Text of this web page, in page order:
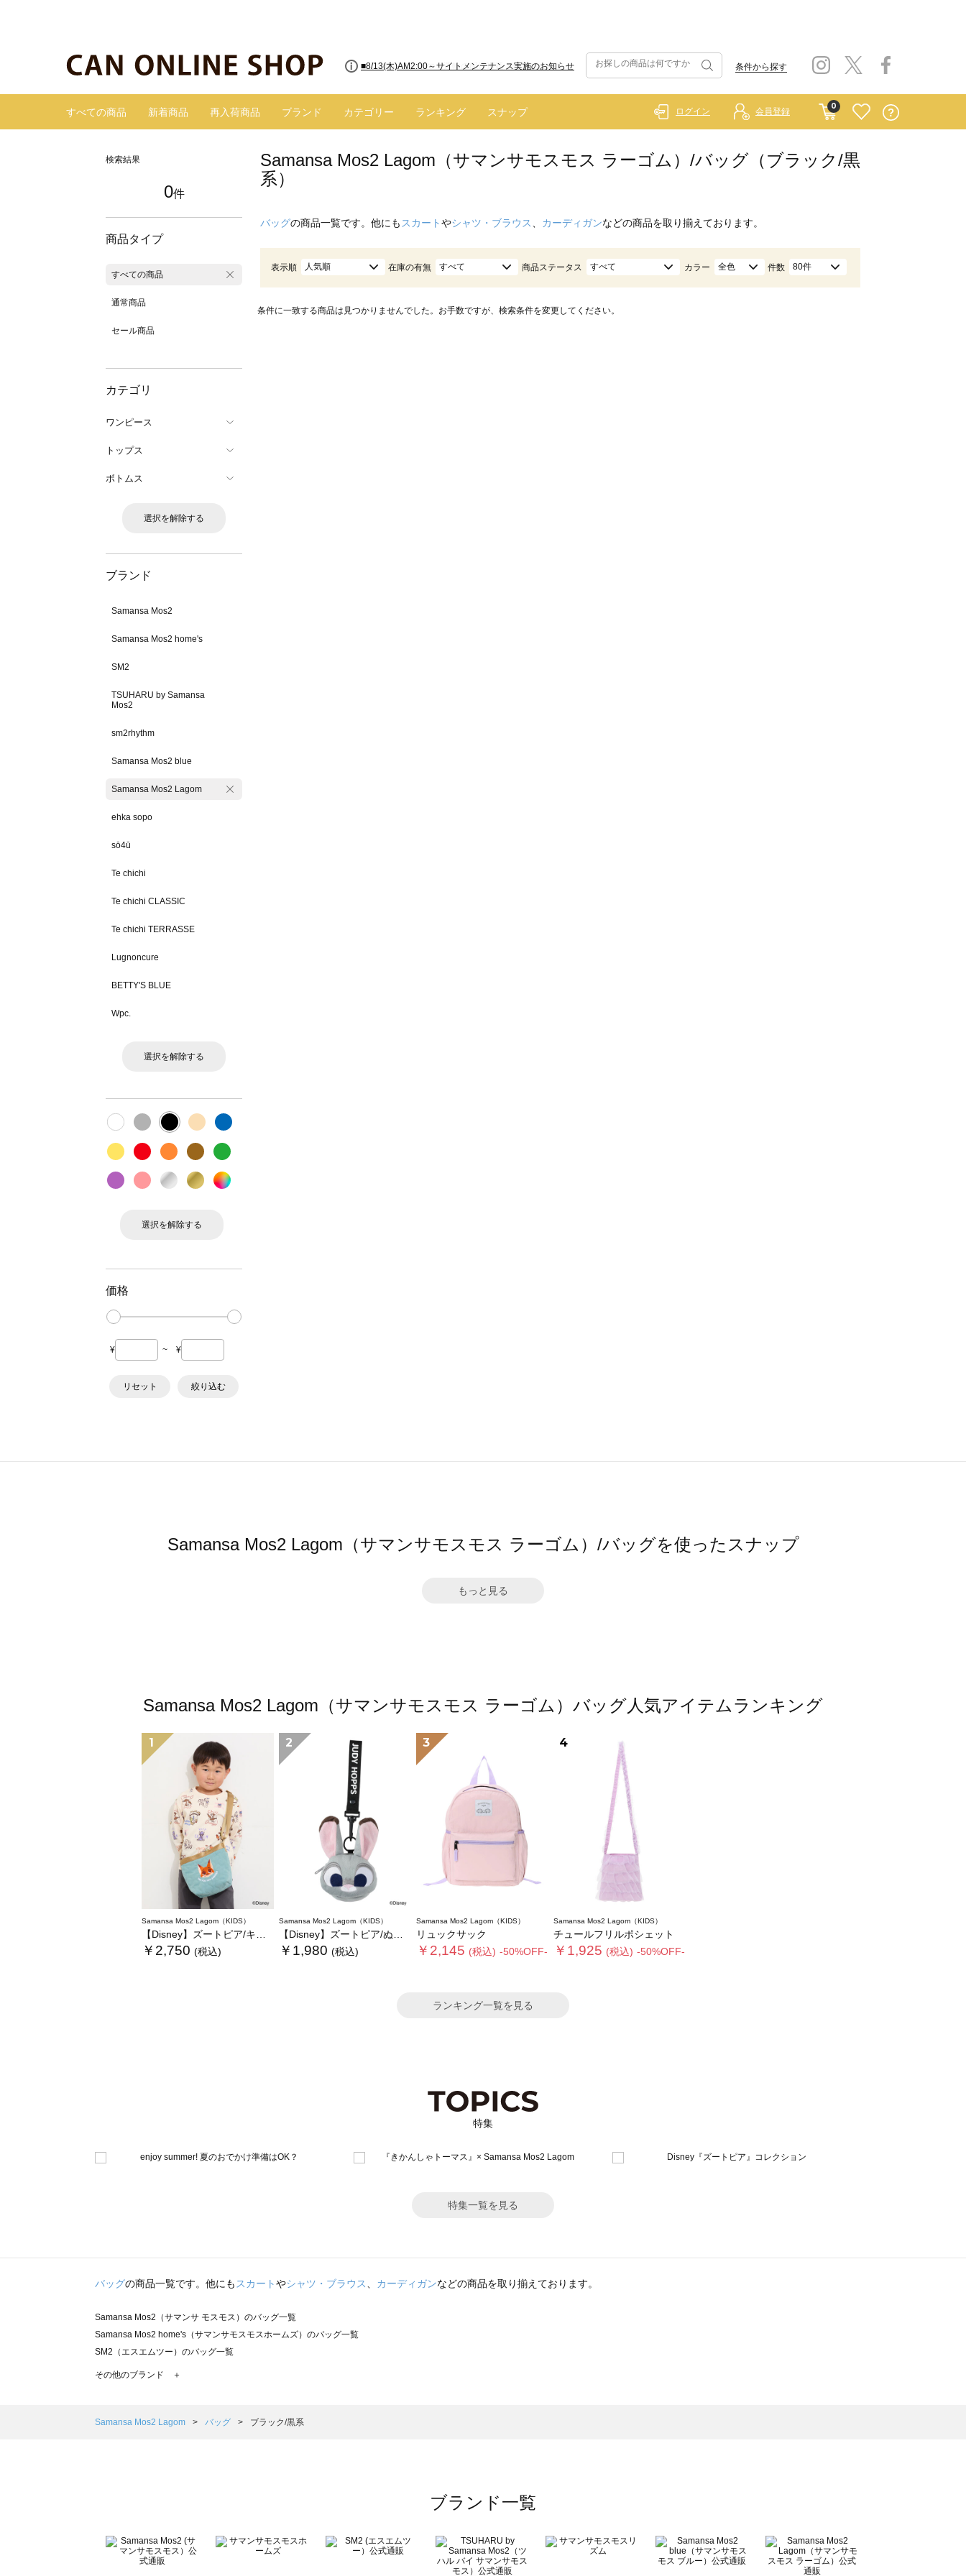
■8/13(木)AM2:00～サイトメンテナンス実施のお知らせ 条件から探す
すべての商品 新着商品 再入荷商品 ブランド カテゴリー ランキング スナップ
0
ログイン 会員登録
検索結果
0件
商品タイプ
すべての商品
通常商品
セール商品
カテゴリ
ワンピース
トップス
ボトムス
選択を解除する
ブランド
Samansa Mos2
Samansa Mos2 home's
SM2
TSUHARU by Samansa
Mos2
sm2rhythm
Samansa Mos2 blue
Samansa Mos2 Lagom
ehka sopo
sō4ū
Te chichi
Te chichi CLASSIC
Te chichi TERRASSE
Lugnoncure
BETTY'S BLUE
Wpc.
選択を解除する
選択を解除する
価格
¥ ~ ¥
リセット 絞り込む
Samansa Mos2 Lagom（サマンサモスモス ラーゴム）/バッグ（ブラック/黒
系）
バッグの商品一覧です。他にも スカートやシャツ・ブラウス カーディガンなどの商品を取り揃えております。
表示順 人気順 在庫の有無 すべて 商品ステータス すべて カラー 全色 件数 80件
条件に一致する商品は見つかりませんでした。お手数ですが、検索条件を変更してください。
Samansa Mos2 Lagom（サマンサモスモス ラーゴム）/バッグを使ったスナップ
もっと見る
Samansa Mos2 Lagom（サマンサモスモス ラーゴム）バッグ人気アイテムランキング
1
Samansa Mos2 Lagom（KIDS）
【Disney】ズートピア/キルティングショルダー
￥2,750 (税込)
2
Samansa Mos2 Lagom（KIDS）
【Disney】ズートピア/ぬいぐるみポーチ
￥1,980 (税込)
3
Samansa Mos2 Lagom（KIDS）
リュックサック
￥2,145 (税込) -50%OFF-
4
Samansa Mos2 Lagom（KIDS）
チュールフリルポシェット
￥1,925 (税込) -50%OFF-
ランキング一覧を見る
特集
特集一覧を見る
バッグの商品一覧です。他にもスカートやシャツ・ブラウス、 カーディガンなどの商品を取り揃えております。
Samansa Mos2（サマンサ モスモス）のバッグ一覧
Samansa Mos2 home's（サマンサモスモスホームズ）のバッグ一覧
SM2（エスエムツー）のバッグ一覧
TSUHARU by Samansa Mos2（ツハルバイサマンサモスモス）のバッグ一覧
Samansa Mos2 Lagom（サマンサモスモス ラーゴム）のバッグ一覧
BETTY'S BLUE（べティーズブルー）のバッグ一覧
Wpc.（ワールドパーティー）のバッグ一覧
その他のブランド ＋
Samansa Mos2 Lagom バッグ ブラック/黒系
ブランド一覧